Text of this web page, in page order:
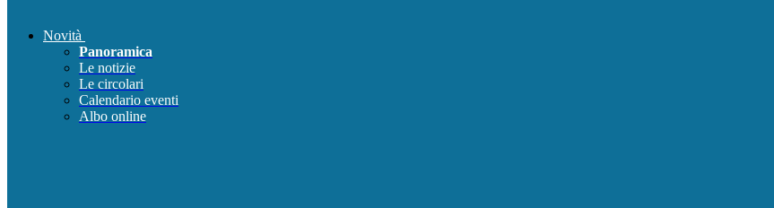
Novità
Panoramica
Le notizie
Le circolari
Calendario eventi
Albo online